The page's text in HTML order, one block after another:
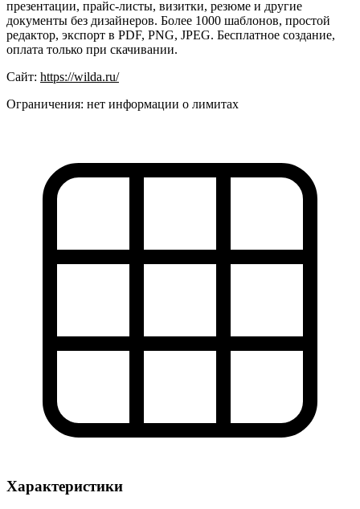
презентации, прайс-листы, визитки, резюме и другие
документы без дизайнеров. Более 1000 шаблонов, простой
редактор, экспорт в PDF, PNG, JPEG. Бесплатное создание,
оплата только при скачивании.
Сайт: https://wilda.ru/
Ограничения: нет информации о лимитах
Характеристики